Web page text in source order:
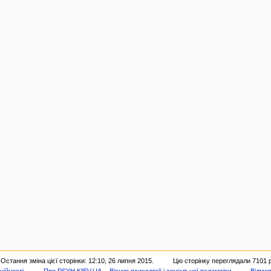
Остання зміна цієї сторінки: 12:10, 26 липня 2015.
Цю сторінку переглядали 7101